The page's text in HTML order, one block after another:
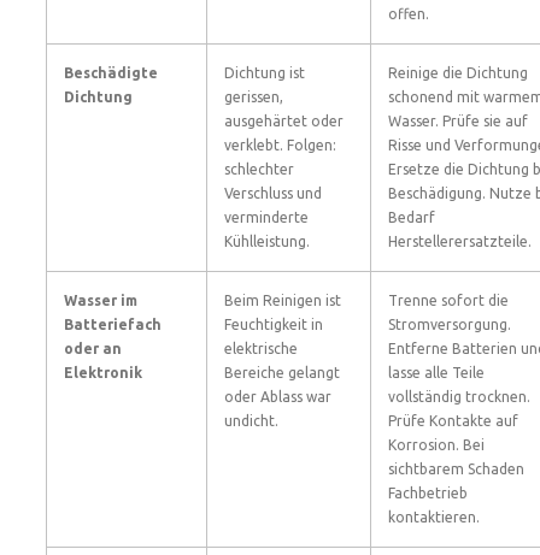
offen.
Beschädigte
Dichtung
Dichtung ist
gerissen,
ausgehärtet oder
verklebt. Folgen:
schlechter
Verschluss und
verminderte
Kühlleistung.
Reinige die Dichtung
schonend mit
Wasser. Prüfe sie auf
Risse und
Ersetze die Dichtung
Beschädigung. Nutze
Bedarf
Herstellerersatzteile.
Wasser im
Batteriefach
oder an
Elektronik
Beim Reinigen ist
Feuchtigkeit in
elektrische
Bereiche gelangt
oder Ablass war
undicht.
Trenne sofort die
Stromversorgung.
Entferne Batterien
lasse alle Teile
vollständig trocknen.
Prüfe Kontakte auf
Korrosion. Bei
sichtbarem Schaden
Fachbetrieb
kontaktieren.